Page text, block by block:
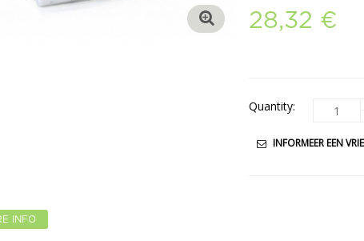
28,32 €
Quantity:
INFORMEER EEN
INFO